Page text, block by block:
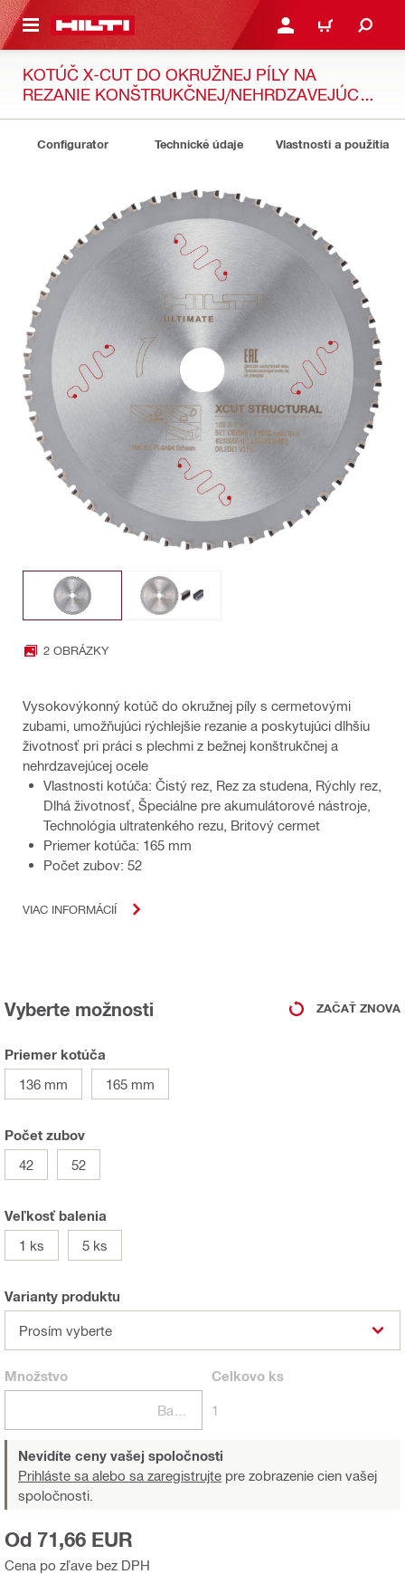
HLAVNÝ OBSAH PRIHLÁSIŤ ALEBO
KOŠÍK
KOTÚČ X-CUT DO OKRUŽNEJ PÍLY NA
REZANIE KONŠTRUKČNEJ/NEHRDZAVEJÚCEJ
Configurator Technické údaje Vlastnosti a použitia
2 OBRÁZKY
Vysokovýkonný kotúč do okružnej píly s cermetovými
zubami, umožňujúci rýchlejšie rezanie a poskytujúci dlhšiu
životnosť pri práci s plechmi z bežnej konštrukčnej a
nehrdzavejúcej ocele
Vlastnosti kotúča: Čistý rez, Rez za studena, Rýchly rez,
Dlhá životnosť, Špeciálne pre akumulátorové nástroje,
Technológia ultratenkého rezu, Britový cermet
Priemer kotúča: 165 mm
Počet zubov: 52
VIAC INFORMÁCIÍ
Vyberte možnosti ZAČAŤ ZNOVA
Priemer kotúča
136 mm
165 mm
Počet zubov
42
52
Veľkosť balenia
1 ks
5 ks
Varianty produktu
Prosím vyberte
Množstvo Celkovo ks
1
Nevidíte ceny vašej spoločnosti
Prihláste sa alebo sa zaregistrujte pre zobrazenie cien vašej
spoločnosti.
Cena po zľave bez DPH
Od 71,66 EUR